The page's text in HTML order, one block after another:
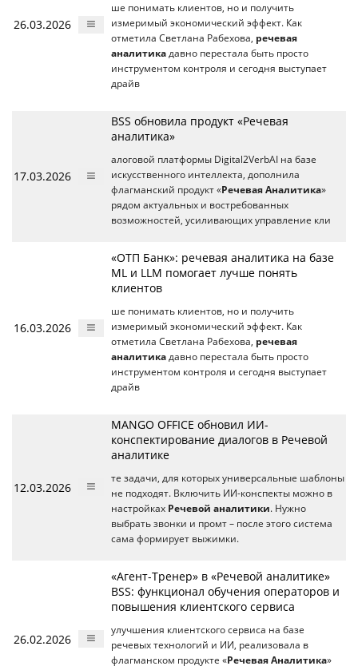
26.03.2026
ше понимать клиентов, но и получить
измеримый экономический эффект. Как
отметила Светлана Рабехова, речевая
аналитика давно перестала быть просто
инструментом контроля и сегодня выступает
драйв
17.03.2026
BSS обновила продукт «Речевая
аналитика»
алоговой платформы Digital2VerbAI на базе
искусственного интеллекта, дополнила
флагманский продукт «Речевая Аналитика»
рядом актуальных и востребованных
возможностей, усиливающих управление кли
16.03.2026
«ОТП Банк»: речевая аналитика на базе
ML и LLM помогает лучше понять
клиентов
ше понимать клиентов, но и получить
измеримый экономический эффект. Как
отметила Светлана Рабехова, речевая
аналитика давно перестала быть просто
инструментом контроля и сегодня выступает
драйв
12.03.2026
MANGO OFFICE обновил ИИ-
конспектирование диалогов в Речевой
аналитике
те задачи, для которых универсальные шаблоны
не подходят. Включить ИИ-конспекты можно в
настройках Речевой аналитики. Нужно
выбрать звонки и промт – после этого система
сама формирует выжимки.
26.02.2026
«Агент-Тренер» в «Речевой аналитике»
BSS: функционал обучения операторов и
повышения клиентского сервиса
улучшения клиентского сервиса на базе
речевых технологий и ИИ, реализовала в
флагманском продукте «Речевая Аналитика»